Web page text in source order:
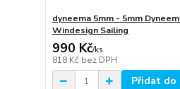
dyneema 5mm - 5mm
Windesign Sailing
990 Kč/ks
818 Kč bez DPH
Přidat do